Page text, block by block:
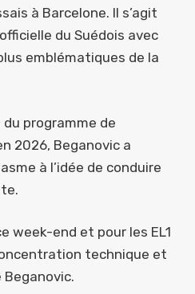
à Barcelone. Il s’agit
du Suédois avec
emblématiques de la
programme de
2026, Beganovic a
à l’idée de conduire
week-end et pour les EL1
technique et
Beganovic.